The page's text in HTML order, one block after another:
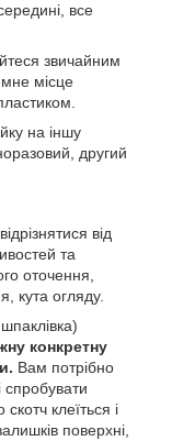
все
звичайним
місце
на іншу
другий
від
та
оточення,
кута огляду.
конкретну
Вам потрібно
спробувати
клеїться і
поверхні,